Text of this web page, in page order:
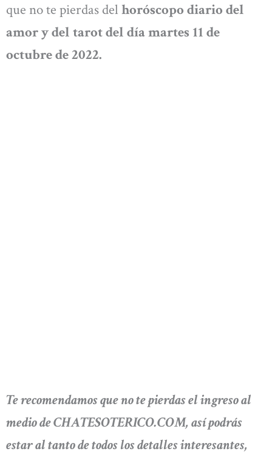
que no te pierdas del horóscopo diario del
amor y del tarot del día martes 11 de
octubre de 2022.
Te recomendamos que no te pierdas el ingreso al
medio de CHATESOTERICO.COM, así podrás
estar al tanto de todos los detalles interesantes,